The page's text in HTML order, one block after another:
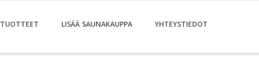
TUOTTEET LISÄÄ SAUNAKAUPPA YHTEYSTIEDOT